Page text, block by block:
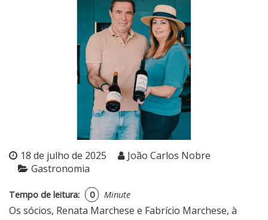
18 de julho de 2025
João Carlos Nobre
Gastronomia
Tempo de leitura: 0 Minute
Os sócios, Renata Marchese e Fabrício Marchese, à